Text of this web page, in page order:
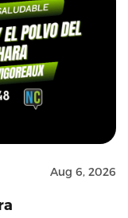
Aug 6, 2026